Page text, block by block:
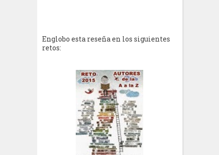
Englobo esta reseña en los siguientes
retos: